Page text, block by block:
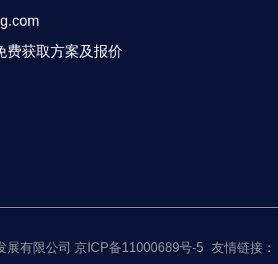
费获取方案及报价
有限公司 京ICP备11000689号-5 友情链接：